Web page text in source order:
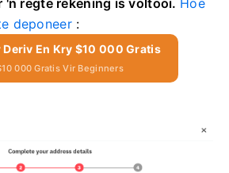
deponeer:
Deriv En Kry $10 000 Gratis
000 Gratis Vir Beginners